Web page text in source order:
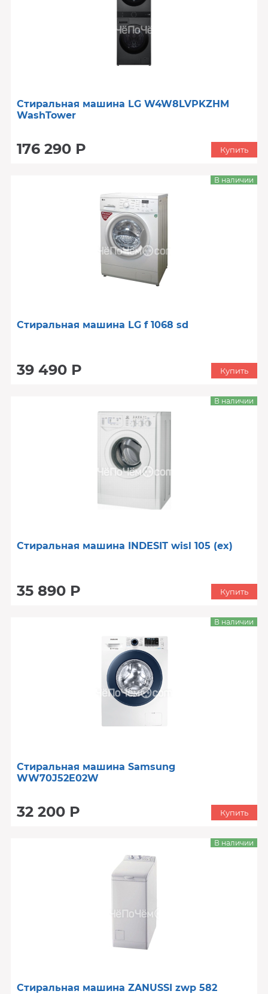
Стиральная машина LG W4W8LVPKZHM
WashTower
176 290 Р Купить
Стиральная машина LG f 1068 sd
39 490 Р
В наличии
Купить
Стиральная машина INDESIT wisl 105 (ex)
35 890 Р
В наличии
Купить
Стиральная машина Samsung
WW70J52E02W
32 200 Р
В наличии
Купить
Стиральная машина ZANUSSI zwp 582
В наличии